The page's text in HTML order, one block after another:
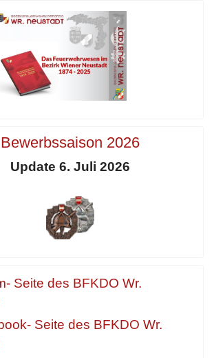
Bewerbssaison 2026
Update 6. Juli 2026
Seite des BFKDO Wr.
Seite des BFKDO Wr.